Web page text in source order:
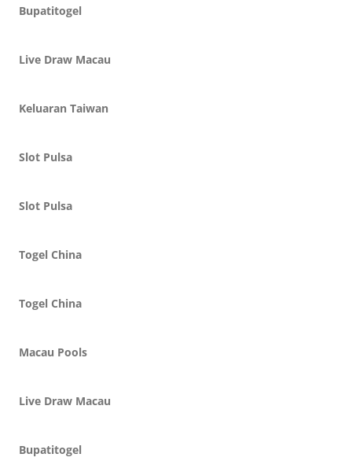
Bupatitogel
Live Draw Macau
Keluaran Taiwan
Slot Pulsa
Slot Pulsa
Togel China
Togel China
Macau Pools
Live Draw Macau
Bupatitogel